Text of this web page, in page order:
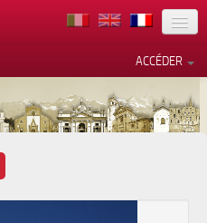
ACCÉDER
en matière de